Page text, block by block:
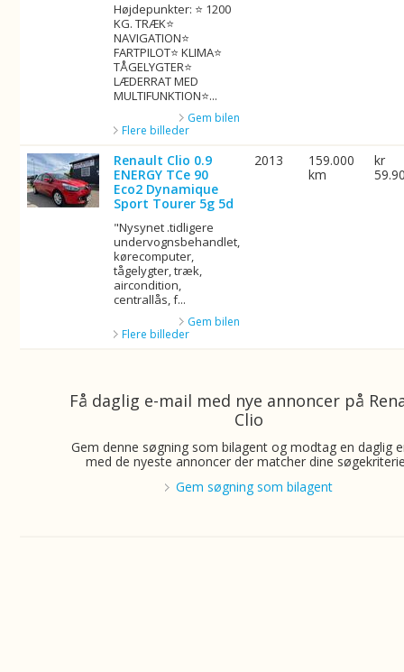
Højdepunkter: ⭐ 1200
KG. TRÆK⭐
NAVIGATION⭐
FARTPILOT⭐ KLIMA⭐
TÅGELYGTER⭐
LÆDERRAT MED
MULTIFUNKTION⭐...
Gem bilen
Flere billeder
Renault Clio 0.9
ENERGY TCe 90
Eco2 Dynamique
Sport Tourer 5g 5d
"Nysynet .tidligere
undervognsbehandlet,
kørecomputer,
tågelygter, træk,
aircondition,
centrallås, f...
Gem bilen
Flere billeder
2013
159.000
km
kr
Få daglig e-mail med nye annoncer på
Clio
Gem denne søgning som bilagent og modtag en daglig
med de nyeste annoncer der matcher dine
Gem søgning som bilagent